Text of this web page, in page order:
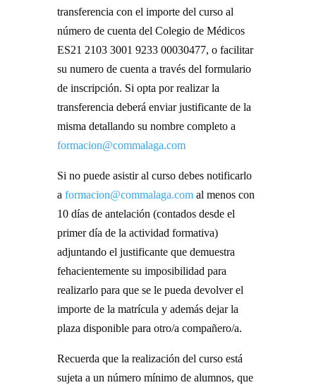
transferencia con el importe del curso al
número de cuenta del Colegio de Médicos
ES21 2103 3001 9233 00030477, o facilitar
su numero de cuenta a través del formulario
de inscripción. Si opta por realizar la
transferencia deberá enviar justificante de la
misma detallando su nombre completo a
formacion@commalaga.com
Si no puede asistir al curso debes notificarlo
a formacion@commalaga.comal menos con
10 días de antelación (contados desde el
primer día de la actividad formativa)
adjuntando el justificante que demuestra
fehacientemente su imposibilidad para
realizarlo para que se le pueda devolver el
importe de la matrícula y además dejar la
plaza disponible para otro/a compañero/a.
Recuerda que la realización del curso está
sujeta a un número mínimo de alumnos, que